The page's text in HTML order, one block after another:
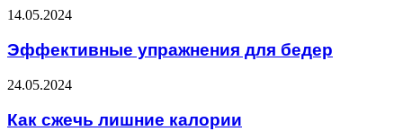
14.05.2024
Эффективные упражнения для бедер
24.05.2024
Как сжечь лишние калории